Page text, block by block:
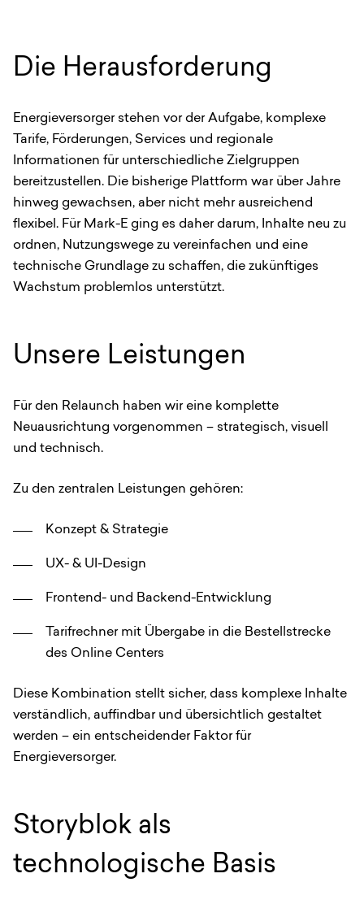
Die Herausforderung
Energieversorger stehen vor der Aufgabe, komplexe
Tarife, Förderungen, Services und regionale
Informationen für unterschiedliche Zielgruppen
bereitzustellen. Die bisherige Plattform war über Jahre
hinweg gewachsen, aber nicht mehr ausreichend
flexibel. Für Mark-E ging es daher darum, Inhalte neu zu
ordnen, Nutzungswege zu vereinfachen und eine
technische Grundlage zu schaffen, die zukünftiges
Wachstum problemlos unterstützt.
Unsere Leistungen
Für den Relaunch haben wir eine komplette
Neuausrichtung vorgenommen – strategisch, visuell
und technisch.
Zu den zentralen Leistungen gehören:
Konzept & Strategie
UX- & UI-Design
Frontend- und Backend-Entwicklung
Tarifrechner mit Übergabe in die Bestellstrecke
des Online Centers
Diese Kombination stellt sicher, dass komplexe Inhalte
verständlich, auffindbar und übersichtlich gestaltet
werden – ein entscheidender Faktor für
Energieversorger.
Storyblok als
technologische Basis